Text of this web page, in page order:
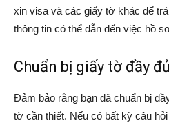
xin visa và các giấy tờ khác để
thông tin có thể dẫn đến việc hồ
Chuẩn bị giấy tờ đầy đủ
Đảm bảo rằng bạn đã chuẩn bị
tờ cần thiết. Nếu có bất kỳ câu